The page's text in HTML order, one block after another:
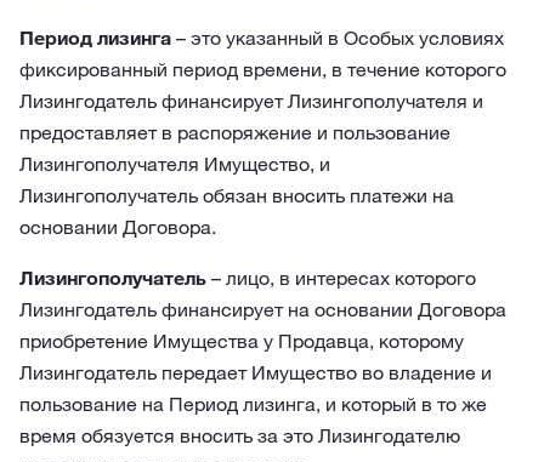
Период лизинга – это указанный в Особых условиях
фиксированный период времени, в течение которого
Лизингодатель финансирует Лизингополучателя и
предоставляет в распоряжение и пользование
Лизингополучателя Имущество, и
Лизингополучатель обязан вносить платежи на
основании Договора.
Лизингополучатель – лицо, в интересах которого
Лизингодатель финансирует на основании Договора
приобретение Имущества у Продавца, которому
Лизингодатель передает Имущество во владение и
пользование на Период лизинга, и который в то же
время обязуется вносить за это Лизингодателю